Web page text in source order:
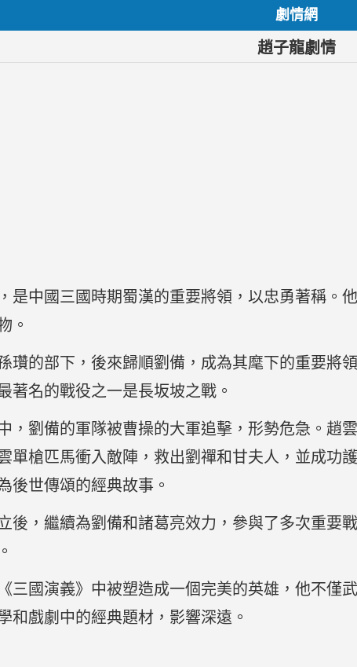
劇情網
趙子龍劇情
是中國三國時期蜀漢的重要將領，以忠勇著稱。
。
瓚的部下，後來歸順劉備，成為其麾下的重要將
著名的戰役之一是長坂坡之戰。
，劉備的軍隊被曹操的大軍追擊，形勢危急。趙
單槍匹馬衝入敵陣，救出劉禪和甘夫人，並成功
後世傳頌的經典故事。
後，繼續為劉備和諸葛亮效力，參與了多次重要
三國演義》中被塑造成一個完美的英雄，他不僅
和戲劇中的經典題材，影響深遠。